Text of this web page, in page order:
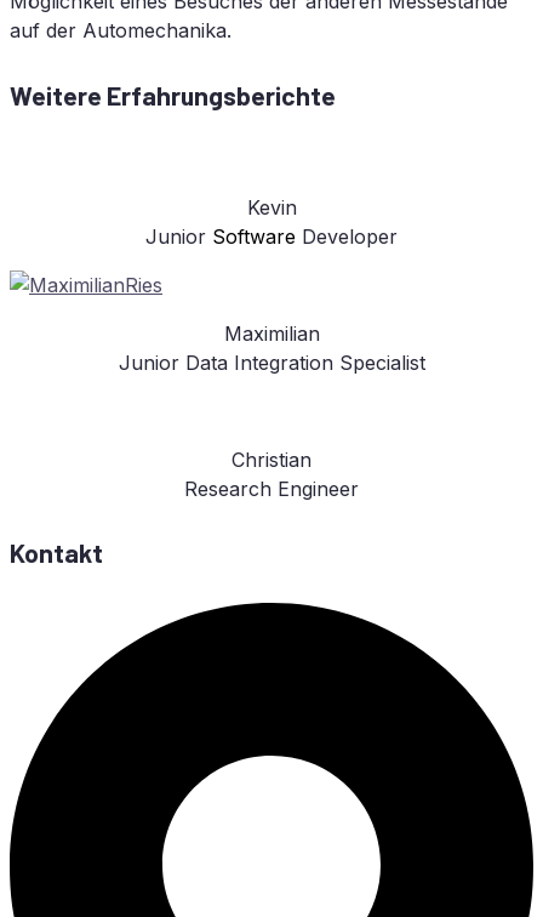
auf der Automechanika.
Wei­te­re Erfahrungsberichte
Ke­vin
Ju­ni­or Soft­ware Developer
Ma­xi­mi­li­an
Ju­ni­or Data In­te­gra­ti­on Specialist
Chris­ti­an
Re­se­arch Engineer
Kontakt